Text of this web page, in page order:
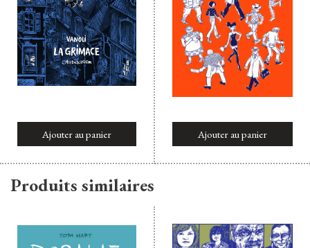
Ajouter au panier Ajouter au panier
Produits similaires